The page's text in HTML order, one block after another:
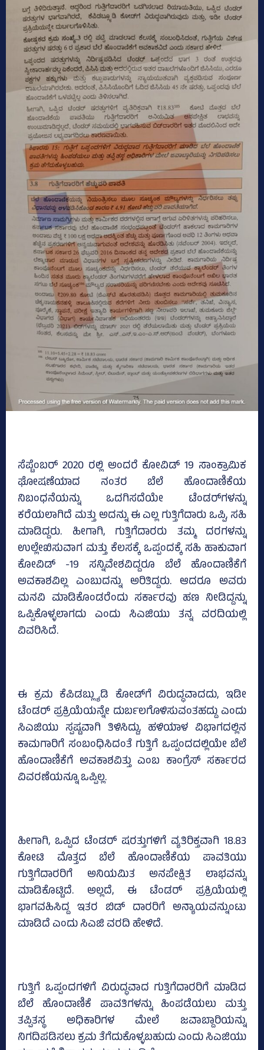
ಸೆಪ್ಟೆಂಬರ್ 2020 ರಲ್ಲಿ ಅಂದರೆ ಕೋವಿಡ್ 19 ಸಾಂಕ್ರಾಮಿಕ
ಘೋಷಣೆಯಾದ ನಂತರ ಬೆಲೆ ಹೊಂದಾಣಿಕೆಯ
ನಿಬಂಧನೆಯನ್ನು ಒದಗಿಸದೆಯೇ ಟೆಂಡರ್‌ಗಳನ್ನು
ಕರೆಯಲಾಗಿದೆ ಮತ್ತು ಅದನ್ನು ಈ ಎಲ್ಲ ಗುತ್ತಿಗೆದಾರು ಒಪ್ಪಿ, ಸಹಿ
ಮಾಡಿದ್ದರು. ಹೀಗಾಗಿ, ಗುತ್ತಿಗೆದಾರರು ತಮ್ಮ ದರಗಳನ್ನು
ಉಲ್ಲೇಖಿಸುವಾಗ ಮತ್ತು ಕೆಲಸಕ್ಕೆ ಒಪ್ಪಂದಕ್ಕೆ ಸಹಿ ಹಾಕುವಾಗ
ಕೋವಿಡ್ -19 ಸನ್ನಿವೇಶವಿದ್ದರೂ ಬೆಲೆ ಹೊಂದಾಣಿಕೆಗೆ
ಅವಕಾಶವಿಲ್ಲ ಎಂಬುದನ್ನು ಅರಿತಿದ್ದರು. ಆದರೂ ಅವರು
ಮನವಿ ಮಾಡಿಕೊಂಡರೆಂದು ಸರ್ಕಾರವು ಹಣ ನೀಡಿದ್ದನ್ನು
ಒಪ್ಪಿಕೊಳ್ಳಲಾಗದು ಎಂದು ಸಿಎಜಿಯು ತನ್ನ ವರದಿಯಲ್ಲಿ
ವಿವರಿಸಿದೆ.
ಈ ಕ್ರಮ ಕೆಪಿಡಬ್ಲ್ಯುಡಿ ಕೋಡ್‌ಗೆ ವಿರುದ್ಧವಾದದು, ಇಡೀ
ಟೆಂಡರ್‌ ಪ್ರಕ್ರಿಯೆಯನ್ನೇ ದುರ್ಬಲಗೊಳಿಸುವಂತಹದ್ದು ಎಂದು
ಸಿಎಜಿಯು ಸ್ಪಷ್ಟವಾಗಿ ತಿಳಿಸಿದ್ದು, ಹಳಿಯಾಳ ವಿಭಾಗದಲ್ಲಿನ
ಕಾಮಗಾರಿಗೆ ಸಂಬಂಧಿಸಿದಂತೆ ಗುತ್ತಿಗೆ ಒಪ್ಪಂದದಲ್ಲಿಯೇ ಬೆಲೆ
ಹೊಂದಾಣಿಕೆಗೆ ಅವಕಾಶವಿತ್ತು ಎಂಬ ಕಾಂಗ್ರೆಸ್‌ ಸರ್ಕಾರದ
ವಿವರಣೆಯನ್ನೂ ಒಪ್ಪಿಲ್ಲ.
ಹೀಗಾಗಿ, ಒಪ್ಪಿದ ಟೆಂಡರ್‌ ಷರತ್ತುಗಳಿಗೆ ವ್ಯತಿರಿಕ್ತವಾಗಿ 18.83
ಕೋಟಿ ಮೊತ್ತದ ಬೆಲೆ ಹೊಂದಾಣಿಕೆಯ ಪಾವತಿಯು
ಗುತ್ತಿಗೆದಾರರಿಗೆ ಅನಿಯಮಿತ ಅನಪೇಕ್ಷಿತ ಲಾಭವನ್ನು
ಮಾಡಿಕೊಟ್ಟಿದೆ. ಅಲ್ಲದೆ, ಈ ಟೆಂಡರ್‌ ಪ್ರಕ್ರಿಯೆಯಲ್ಲಿ
ಭಾಗವಹಿಸಿದ್ದ ಇತರ ಬಿಡ್‌ ದಾರರಿಗೆ ಅನ್ಯಾಯವನ್ನುಂಟು
ಮಾಡಿದೆ ಎಂದು ಸಿಎಜಿ ವರದಿ ಹೇಳಿದೆ.
ಗುತ್ತಿಗೆ ಒಪ್ಪಂದಗಳಿಗೆ ವಿರುದ್ಧವಾದ ಗುತ್ತಿಗೆದಾರರಿಗೆ ಮಾಡಿದ
ಬೆಲೆ ಹೊಂದಾಣಿಕೆ ಪಾವತಿಗಳನ್ನು ಹಿಂಪಡೆಯಲು ಮತ್ತು
ತಪ್ಪಿತಸ್ಥ ಅಧಿಕಾರಿಗಳ ಮೇಲೆ ಜವಾಬ್ದಾರಿಯನ್ನು
ನಿಗದಿಪಡಿಸಲು ಕ್ರಮ ತೆಗೆದುಕೊಳ್ಳಬಹುದು ಎಂದು ಸಿಎಜಿಯು